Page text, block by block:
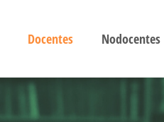
Docentes Nodocentes